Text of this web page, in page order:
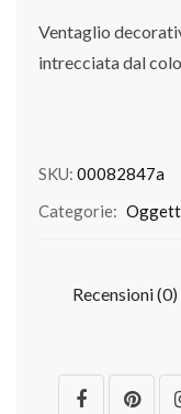
Ventaglio
intrecciata dal
SKU: 00082847a
Categorie:
Recensioni (0)